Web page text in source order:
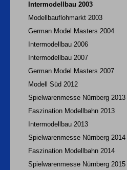
Intermodellbau 2003
Modellbauflohmarkt 2003
German Model Masters 2004
Intermodellbau 2006
Intermodellbau 2007
German Model Masters 2007
Modell Süd 2012
Spielwarenmesse Nürnberg 2013
Faszination Modellbahn 2013
Intermodellbau 2013
Spielwarenmesse Nürnberg 2014
Faszination Modellbahn 2014
Spielwarenmesse Nürnberg 2015